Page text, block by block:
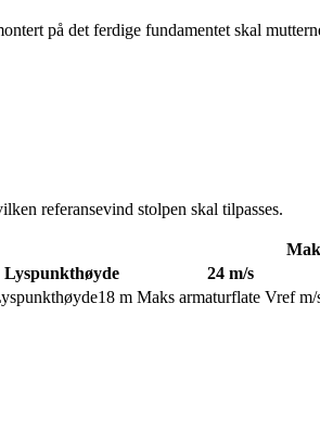
på det ferdige fundamentet skal
referansevind stolpen skal tilpasses.
Lyspunkthøyde 24 m/s
18 m Maks armaturflate Vref m/